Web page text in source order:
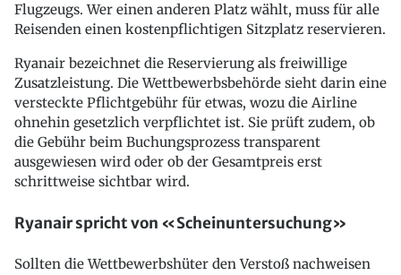
Flugzeugs. Wer einen anderen Platz wählt, muss für alle
Reisenden einen kostenpflichtigen Sitzplatz reservieren.
Ryanair bezeichnet die Reservierung als freiwillige
Zusatzleistung. Die Wettbewerbsbehörde sieht darin eine
versteckte Pflichtgebühr für etwas, wozu die Airline
ohnehin gesetzlich verpflichtet ist. Sie prüft zudem, ob
die Gebühr beim Buchungsprozess transparent
ausgewiesen wird oder ob der Gesamtpreis erst
schrittweise sichtbar wird.
Ryanair spricht von «Scheinuntersuchung»
Sollten die Wettbewerbshüter den Verstoß nachweisen